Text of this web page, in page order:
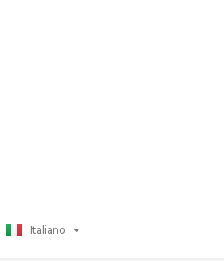
Italiano
日本語